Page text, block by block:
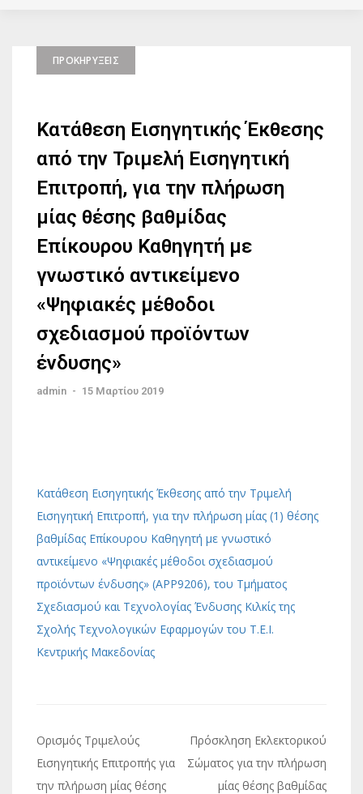
ΠΡΟΚΗΡΎΞΕΙΣ
Κατάθεση Εισηγητικής Έκθεσης
από την Τριμελή Εισηγητική
Επιτροπή, για την πλήρωση
μίας θέσης βαθμίδας
Επίκουρου Καθηγητή με
γνωστικό αντικείμενο
«Ψηφιακές μέθοδοι
σχεδιασμού προϊόντων
ένδυσης»
admin - 15 Μαρτίου 2019
Κατάθεση Εισηγητικής Έκθεσης από την Τριμελή
Εισηγητική Επιτροπή, για την πλήρωση μίας (1) θέσης
βαθμίδας Επίκουρου Καθηγητή με γνωστικό
αντικείμενο «Ψηφιακές μέθοδοι σχεδιασμού
προϊόντων ένδυσης» (ΑPP9206), του Τμήματος
Σχεδιασμού και Τεχνολογίας Ένδυσης Κιλκίς της
Σχολής Τεχνολογικών Εφαρμογών του Τ.Ε.Ι.
Κεντρικής Μακεδονίας
Πλοήγηση
άρθρων
Ορισμός Τριμελούς
Εισηγητικής Επιτροπής για
την πλήρωση μίας θέσης
Πρόσκληση Εκλεκτορικού
Σώματος για την πλήρωση
μίας θέσης βαθμίδας